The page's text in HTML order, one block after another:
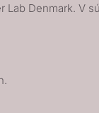
Denmark. V